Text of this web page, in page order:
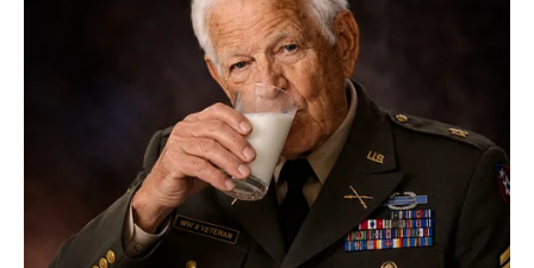
Slobodne Vage imaju priliku za susret koji neće lako
Škorpijama dolazi vrijeme u kojem će mnoge nedoumice
nestati. Jedan razgovor pomoći će vam da donesete
odluku koja će vam donijeti mnogo više mira.